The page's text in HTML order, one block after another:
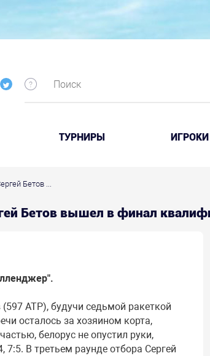
ТУРНИРЫ ИГРОКИ
Бетов ...
Бетов вышел в финал
АТР), будучи седьмой ракеткой
осталось за хозяином корта,
белорус не опустил руки,
В третьем раунде отбора Сергей